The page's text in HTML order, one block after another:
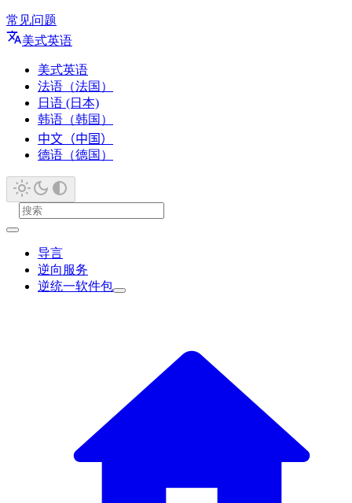
常见问题
美式英语
美式英语
法语（法国）
日语 (日本)
韩语（韩国）
中文（中国）
德语（德国）
导言
逆向服务
逆统一软件包